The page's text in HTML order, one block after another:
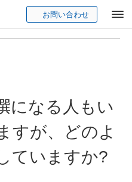
お問い合わせ
になる人もい
すが、どのよ
ていますか?